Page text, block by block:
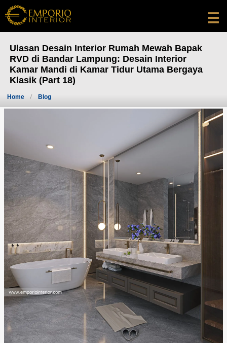
☰
Ulasan Desain Interior Rumah Mewah Bapak
RVD di Bandar Lampung: Desain Interior
Kamar Mandi di Kamar Tidur Utama Bergaya
Klasik (Part 18)
Home Blog